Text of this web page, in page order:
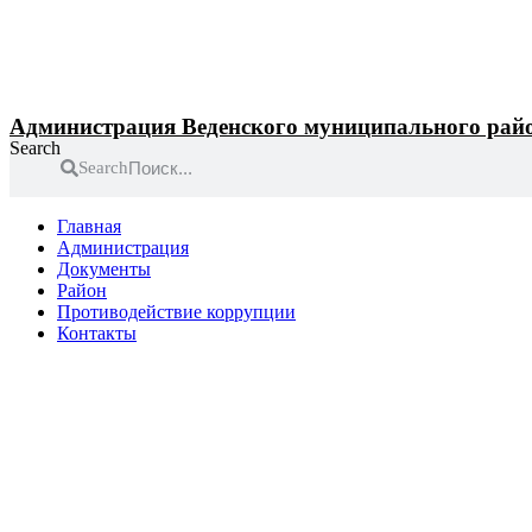
Администрация Веденского муниципального
Search
Search
Главная
Администрация
Документы
Район
Противодействие коррупции
Контакты